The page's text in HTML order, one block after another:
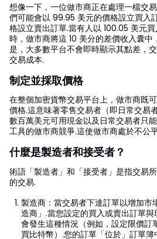
想像一下，一位做市商正在處理一檔交
們可能會以 99.95 美元的價格設立買入
格設立賣出訂單.當有人以 100.05 美元
時，做市商將這 10 美分的差價收入囊
是，大多數平台不會即時顯示其點差，
交易成本.
制定並採取價格
在整個加密貨幣交易平台上，做市商既
價格.這意味著零售交易者（即日常交易
數百萬美元可用現金以及日常交易者只
工具的做市商競爭.這使做市商處於不公
什麼是製造者和接受者？
術語「製造者」和「接受者」是指交易
的交易.
製造商：當交易者下達訂單以增加市
造商」.當您設定的買入或賣出訂單
會發生這種情況（例如，設定限價訂
買比特幣）.您的訂單「位於」訂單